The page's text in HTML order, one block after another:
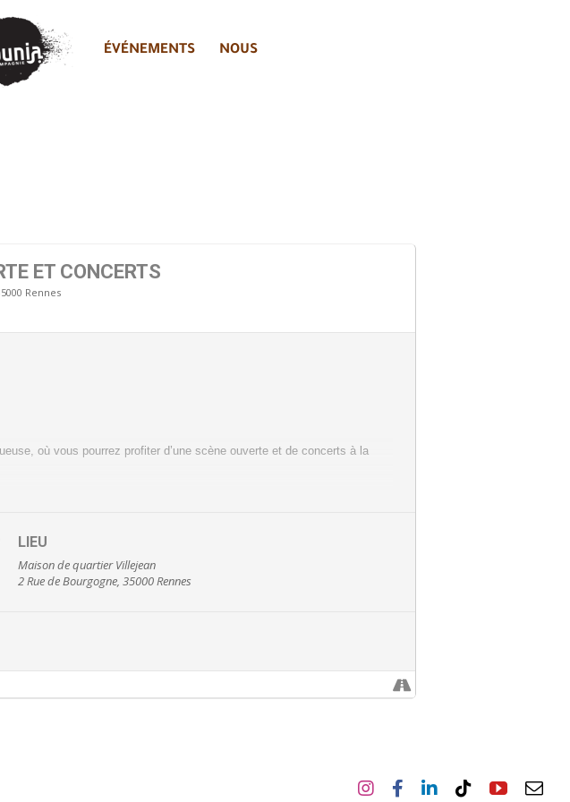
ÉVÉNEMENTS NOUS
ET CONCERTS
Rennes
où vous pourrez profiter d’une scène ouverte et de concerts à la
gratuite, par et pour les jeunes. Vous rencontrerez des jeunes
bretonne
LIEU
Maison de quartier Villejean
2 Rue de Bourgogne, 35000 Rennes